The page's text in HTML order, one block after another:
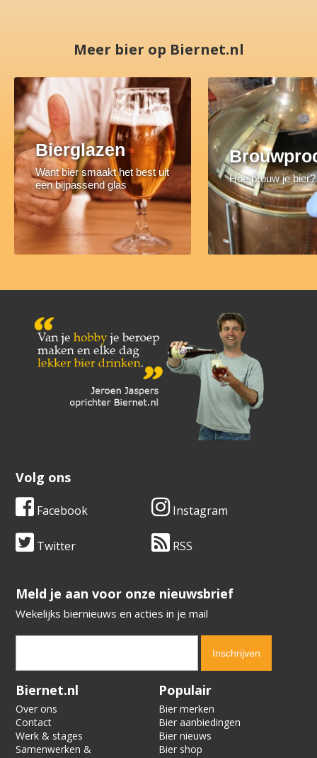
Meer bier op Biernet.nl
Bierglazen
Want bier smaakt het best uit
een bijpassend glas
Hoe brouw je bier?
Volg ons
Facebook Instagram
Twitter RSS
​​​​​​​Meld je aan voor onze nieuwsbrief
Wekelijks biernieuws en acties in je mail
Verification code:
Biernet.nl
Over ons
Contact
Werk & stages
Samenwerken &
Populair
Bier merken
Bier aanbiedingen
Bier nieuws
Bier shop